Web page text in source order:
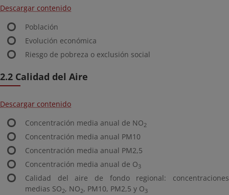
Descargar contenido
Población
Evolución económica
Riesgo de pobreza o exclusión social
2.2 Calidad del Aire
Descargar contenido
Concentración media anual de NO2
Concentración media anual PM10
Concentración media anual PM2,5
Concentración media anual de O3
Calidad del aire de fondo regional: concentraciones
medias SO2, NO2, PM10, PM2,5 y O3